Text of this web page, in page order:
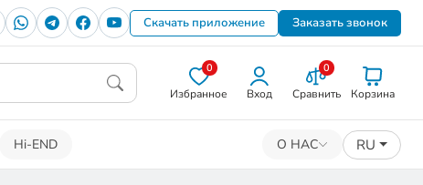
Скачать приложение Заказать звонок
0
Избранное Вход
0
Сравнить Корзина
Hi-END О НАС RU